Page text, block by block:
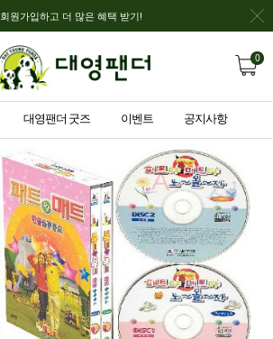
회원가입하고 더 많은 혜택 받기!
0
대영팬더 굿즈 이벤트 공지사항